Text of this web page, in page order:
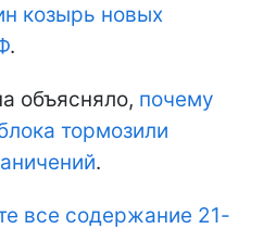
козырь новых
.
объясняло, почему
тормозили
.
все содержание 21-